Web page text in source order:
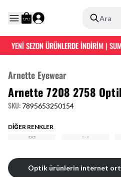
Ara
YENİ SEZON ÜRÜNLERDE İNDİRİM |
Arnette Eyewear
Arnette 7208 2758
SKU: 7895653250154
DİĞER RENKLER
Optik ürünlerin internet